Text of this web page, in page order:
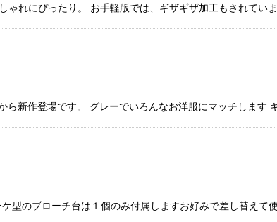
ゃれにぴったり。 お手軽版では、ギザギザ加工もされて
登場です。 グレーでいろんなお洋服にマッチします
ブローチ台は１個のみ付属しますお好みで差し替えて